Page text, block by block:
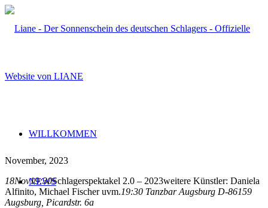
WILLKOMMEN
NEWS
November, 2023
18Nov19:30Schlagerspektakel 2.0 – 2023weitere Künstler: Daniela
Alfinito, Michael Fischer uvm.19:30 Tanzbar Augsburg D-86159
Augsburg , Picardstr. 6a